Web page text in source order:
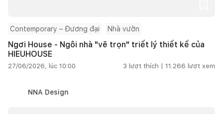
Contemporary – Đương đại Nhà vườn
Ngơi House - Ngôi nhà "vẽ trọn" triết lý thiết kế của
HIEUHOUSE
27/06/2026, lúc 10:00 3 lượt thích | 11.266 lượt xem
NNA Design